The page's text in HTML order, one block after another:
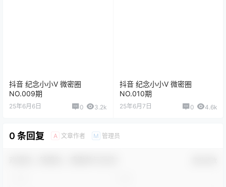
抖音 纪念小小V 微密圈
NO.009期
25年6月6日 0 3.2k
抖音 纪念小小V 微密圈
NO.010期
25年6月7日 0 4.6k
0 条回复 A 文章作者 M 管理员